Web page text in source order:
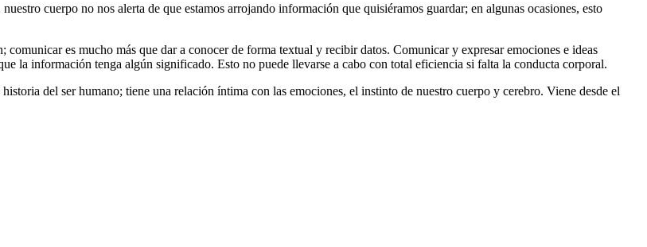
cuerpo no nos alerta de que estamos arrojando información que quisiéramos guardar; en algunas ocasiones, esto
es mucho más que dar a conocer de forma textual y recibir datos. Comunicar y expresar emociones e ideas
la información tenga algún significado. Esto no puede llevarse a cabo con total eficiencia si falta la conducta corporal.
del ser humano; tiene una relación íntima con las emociones, el instinto de nuestro cuerpo y cerebro. Viene desde el